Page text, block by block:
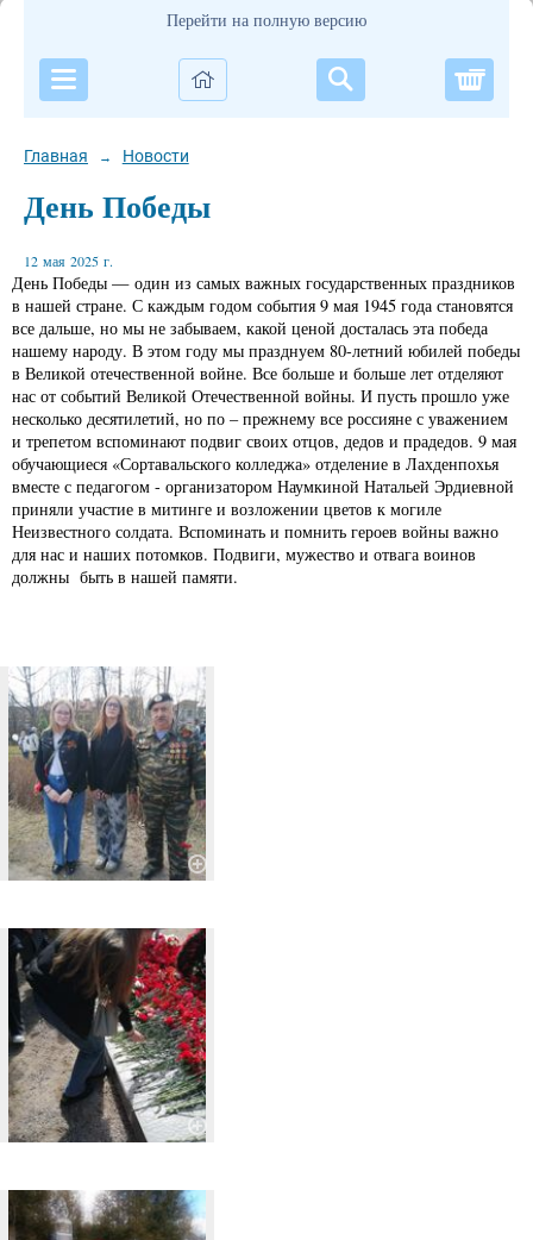
Перейти на полную версию
Главная → Новости
День Победы
12 мая 2025 г.
День Победы — один из самых важных государственных праздников
в нашей стране. С каждым годом события 9 мая 1945 года становятся
все дальше, но мы не забываем, какой ценой досталась эта победа
нашему народу. В этом году мы празднуем 80-летний юбилей победы
в Великой отечественной войне. Все больше и больше лет отделяют
нас от событий Великой Отечественной войны. И пусть прошло уже
несколько десятилетий, но по – прежнему все россияне с уважением
и трепетом вспоминают подвиг своих отцов, дедов и прадедов. 9 мая
обучающиеся «Сортавальского колледжа» отделение в Лахденпохья
вместе с педагогом - организатором Наумкиной Натальей Эрдиевной
приняли участие в митинге и возложении цветов к могиле
Неизвестного солдата. Вспоминать и помнить героев войны важно
для нас и наших потомков. Подвиги, мужество и отвага воинов
должны быть в нашей памяти.